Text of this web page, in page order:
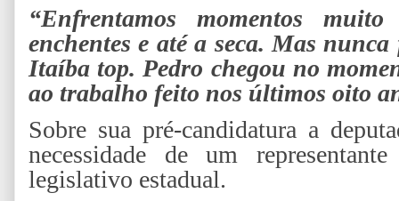
“Enfrentamos momentos
enchentes e até a seca. Mas
Itaíba top. Pedro chegou no
ao trabalho feito nos últimos oito
Sobre sua pré-candidatura a
necessidade de um
legislativo estadual.